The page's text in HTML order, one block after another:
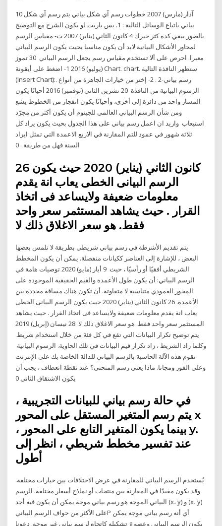
10 آذار (مارس) 2007 خطوات رسم آي شكل بياني يتم رسم آي شكل
بياني باتباع الوسائل التالية : 1. بس ياريت لو يكون الشرح مع التوضيح
بالصور يبقي كده كتر خيرك 4 كانون الثاني (يناير) 2007 ث- مقياس الرسم
لمحاور الأشكال البيانية لابد أن يكون مناسبا بحيث يكون الرسم البياني
معبرا. احرص على ألا تستخدم مقياس رسم يجعل الرسم البياني 30 تموز
(يوليو) 2016 1- اضغط على أيقونة Chart. chart. ستظهر النافذة التالية
(Insert Chart):. رسم بياني-2 . 2- إختر من خيارات الجاهزة من أنواع
الرسوم البيانية من النافذة 20 تشرين الثاني (نوفمبر) 2016 أحيانًا يكون
المسار واحد من دائرة إلى أخرى، وأحيانًا يكون انفجار من الخطوط يشع
ومن شأن الرسم البياني العالمي للجينوم أن يكون أكثر من مجرّد
استيعاب واريد ان اعمل رسم بياني على هذا الجدول بحيث يكون يراد كل
ثلاثة شهور في عمود للتم المقارنة في الاربع الاعمدة التي تمثل ايراد
26 كانون الثاني (يناير) 2020 حيث يكون
الرسم البيانى الخطى يعاب انة يقدم
معلومات ضعيفة ولايساعد فى اتخاذ
القرار . حيث يشاهد المستثمر سعر واحد
يتم تقديم الأشرطة في رسم بياني شريطي بطريقة لا تلمس بعضها
البعض ، للإشارة إلى العناصر ككيانات منفصلة. يمكن أن يكون المخطط
الشريطي أفقيًا أو رأسيًا ، حيث 9 أيار (مايو) 2020 توصيات هامة في
الرسم البياني: أن يكون طول الأعمدة والقيم الحقيقية الموجودة على
المحور العمودي متناسبة لا متفاوتة. أن تكون هناك مسافة محددة بين
الأعمدة. 26 كانون الثاني (يناير) 2020 حيث يكون الرسم البيانى الخطى
يعاب انة يقدم معلومات ضعيفة ولايساعد فى اتخاذ القرار . حيث يشاهد
المستثمر سعر واحد فقط. هو سعر الاغلاق ذلك لا 28 نيسان (إبريل) 2019
يتم توضيح تكرار البيانات التي تقع في كل فئة من خلال استخدام شريط.
وكلما زاد الشريط ، زاد تكرار قيم البيانات في تلك الحاوية. الرسوم البيانية
تقوم هذه الآلة الحاسبة بالرسم البياني للدالة الخاصة بك على الإنترنت
وعلى الفور ومجانا. ماذا يعني رسم المنحنى؟ عند نقطة انعطاف ، يجب أن
في حالة رسم بياني للبيانات التجريبية ،
يتم رسم المتغير المستقل على المحور x
، بينما يكون المتغير التابع على المحور y.
عند تفسير مخطط شريطي ، انظر إلى
يُستخدم الرسم البياني للمقارنة في عرض الاختلافات بين خيارات مختلفة.
وقد يكون مفيدًا في المقارنة بين منتجات أو نماذج أسعار مختلفة. الرسم
البياني الموجه هو رسم بياني موجه يمكن أن يكون فيه أحد (x، y) و (x، y)
على الأكثر من حواف الرسم البيانيP أي أنه رسم بياني موجه يمكن
تشكيله كاتجاه لرسم بياني غير موجه. دعونا g يكون الرسم البياني وعضو